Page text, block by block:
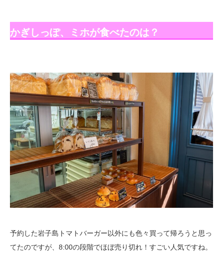
かぎしっぽ、ミホが食べたのは？
予約した岩子島トマトバーガー以外にも色々買って帰ろうと思っ
てたのですが、8:00の段階でほぼ売り切れ！すごい人気ですね。